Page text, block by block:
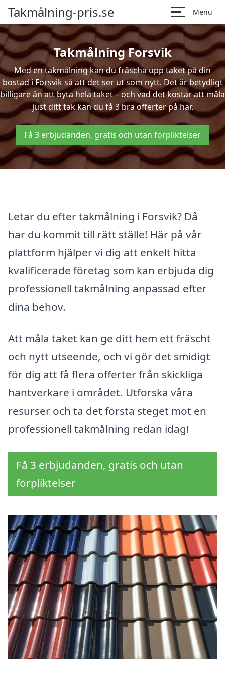
Takmålning-pris.se Menu
Takmålning Forsvik
Med en takmålning kan du fräscha upp taket på din
bostad i Forsvik så att det ser ut som nytt. Det är betydligt
billigare än att byta hela taket – och vad det kostar att måla
just ditt tak kan du få 3 bra offerter på här.
Få 3 erbjudanden, gratis och utan förpliktelser
Letar du efter takmålning i Forsvik? Då
har du kommit till rätt ställe! Här på vår
plattform hjälper vi dig att enkelt hitta
kvalificerade företag som kan erbjuda dig
professionell takmålning anpassad efter
dina behov.
Att måla taket kan ge ditt hem ett fräscht
och nytt utseende, och vi gör det smidigt
för dig att få flera offerter från skickliga
hantverkare i området. Utforska våra
resurser och ta det första steget mot en
professionell takmålning redan idag!
Få 3 erbjudanden, gratis och utan
förpliktelser